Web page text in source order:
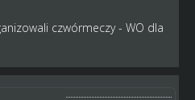
czwórmeczy - WO dla